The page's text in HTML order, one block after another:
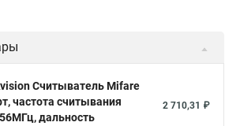
Считыватель Mifare
частота считывания
дальность
2 710,31 ₽